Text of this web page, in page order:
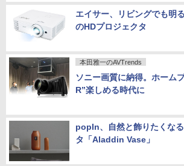
エイサー、リビングでも明
のHDプロジェクタ
本田雅一のAVTrends
ソニー画質に納得。ホーム
R”楽しめる時代に
popIn、自然と飾りたくな
タ「Aladdin Vase」